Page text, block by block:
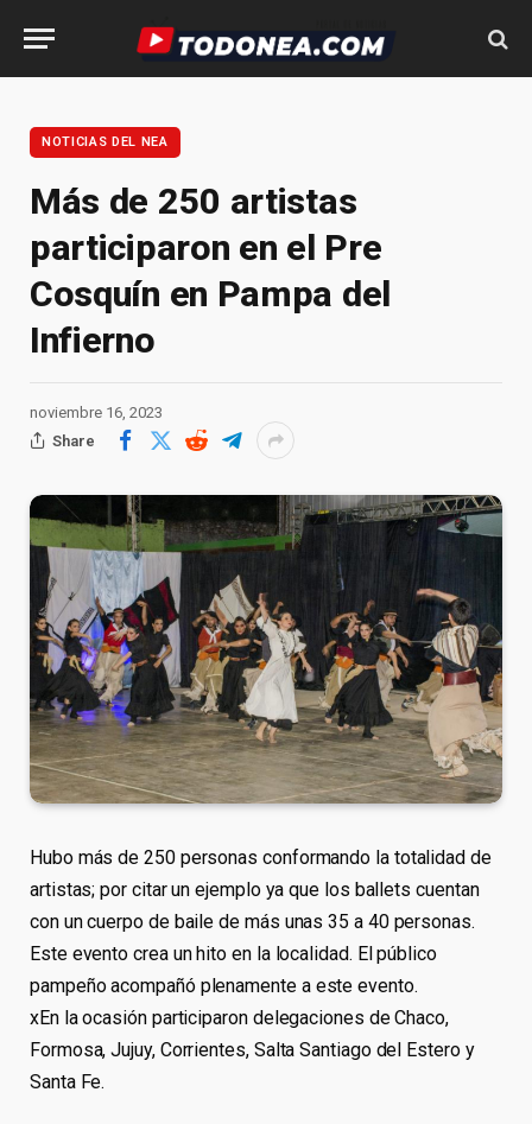
NOTICIAS DEL NEA
Más de 250 artistas
participaron en el Pre
Cosquín en Pampa del
Infierno
noviembre 16, 2023
Share
Hubo más de 250 personas conformando la totalidad de
artistas; por citar un ejemplo ya que los ballets cuentan
con un cuerpo de baile de más unas 35 a 40 personas.
Este evento crea un hito en la localidad. El público
pampeño acompañó plenamente a este evento.
xEn la ocasión participaron delegaciones de Chaco,
Formosa, Jujuy, Corrientes, Salta Santiago del Estero y
Santa Fe.